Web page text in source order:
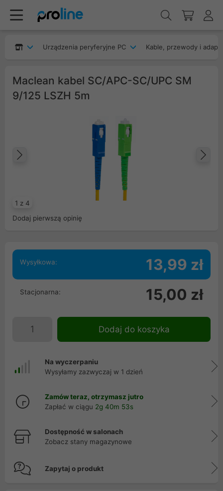
Urządzenia peryferyjne PC Kable, przewody i
Maclean kabel SC/APC-SC/UPC SM
9/125 LSZH 5m
1 z 4
Dodaj pierwszą opinię
Wysyłkowa: 13,99 zł
Stacjonarna: 15,00 zł
Dodaj do koszyka
Na wyczerpaniu
Wysyłamy zazwyczaj w 1 dzień
Zamów teraz, otrzymasz jutro
Zapłać w ciągu 2g 40m 53s
Dostępność w salonach
Zobacz stany magazynowe
Zapytaj o produkt